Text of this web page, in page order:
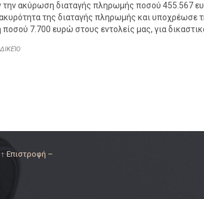
την ακύρωση διαταγής πληρωμής ποσού 455.567
της διαταγής πληρωμής και υποχρέωσε
7.700 ευρώ στους εντολείς μας, για
Επιστροφή –